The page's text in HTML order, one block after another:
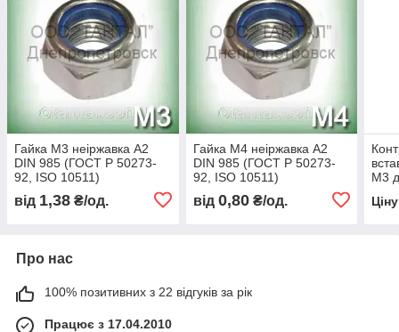
Гайка M3 неіржавка А2
DIN 985 (ГОСТ Р 50273-
92, ISO 10511)
шестигранна зі вставкою
від 1,38 ₴/од.
Гайка М4 неіржавка А2
DIN 985 (ГОСТ Р 50273-
92, ISO 10511)
шестигранна зі вставкою
від 0,80₴/од.
М3
Про нас
100% позитивних з 22 відгуків за рік
Працює з 17.04.2010